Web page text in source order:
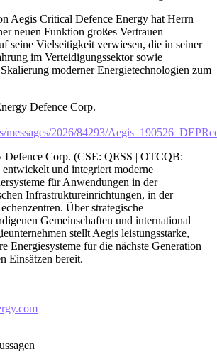
Aegis Critical Defence Energy hat Herrn
neuen Funktion großes Vertrauen
seine Vielseitigkeit verwiesen, die in seiner
im Verteidigungssektor sowie
moderner Energietechnologien zum
Defence Corp.
messages/2026/84293/
Defence Corp. (CSE: QESS | OTCQB:
und integriert moderne
für Anwendungen in der
Infrastruktureinrichtungen, in der
Über strategische
Gemeinschaften und international
stellt Aegis leistungsstarke,
Energiesysteme für die nächste Generation
Einsätzen bereit.